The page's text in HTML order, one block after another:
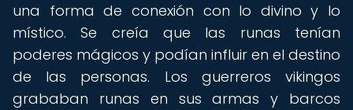
una forma de conexión con lo divino y lo
místico. Se creía que las runas tenían
poderes mágicos y podían influir en el destino
de las personas. Los guerreros vikingos
grababan runas en sus armas y barcos